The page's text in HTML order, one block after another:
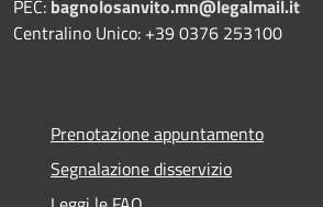
PEC: bagnolosanvito.mn@legalmail.it
Centralino Unico: +39 0376 253100
Prenotazione appuntamento
Segnalazione disservizio